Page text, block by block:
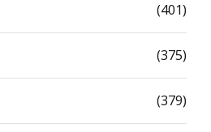
(401)
(375)
(379)